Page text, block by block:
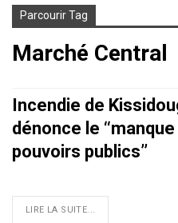
Parcourir Tag
Marché Central
Incendie de
dénonce le
pouvoirs publics’’
LIRE LA SUITE...